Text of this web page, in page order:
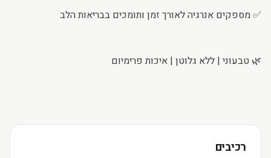
✅ מספקים אנרגיה לאורך זמן ותומכים בבריאות הלב
🌿 טבעוני | ללא גלוטן | איכות פרימיום
רכיבים